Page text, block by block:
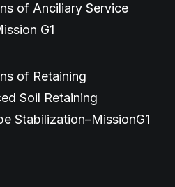
of Anciliary Service
G1
of Retaining
Soil Retaining
Stabilization–MissionG1